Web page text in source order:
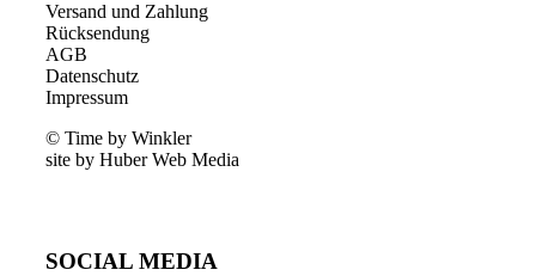
Versand und Zahlung
Rücksendung
AGB
Datenschutz
Impressum
© Time by Winkler
site by Huber Web Media
SOCIAL MEDIA